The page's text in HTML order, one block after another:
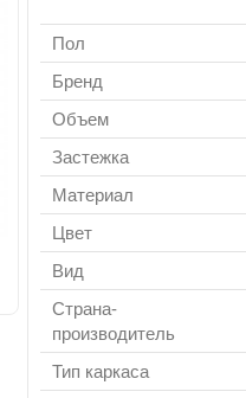
Пол
Бренд
Объем
Застежка
Материал
Цвет
Вид
Страна-
производитель
Тип каркаса